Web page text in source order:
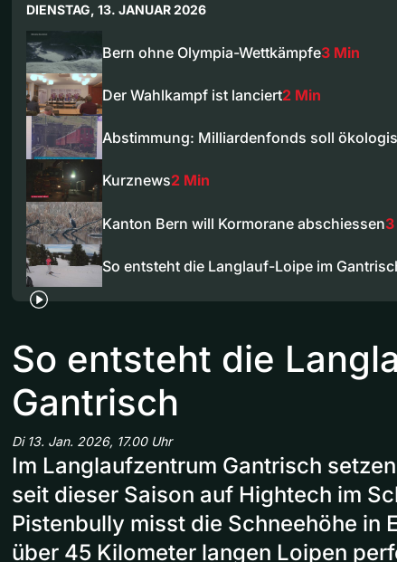
DIENSTAG, 13. JANUAR 2026
Bern ohne Olympia-Wettkämpfe3 Min
Der Wahlkampf ist lanciert2 Min
Abstimmung: Milliardenfonds soll
Kurznews2 Min
Kanton Bern will Kormorane abschiessen
So entsteht die Langlauf-Loipe im
So entsteht die
Gantrisch
Di 13. Jan. 2026, 17.00 Uhr
Im Langlaufzentrum Gantrisch
seit dieser Saison auf Hightech im
Pistenbully misst die Schneehöhe in
über 45 Kilometer langen Loipen